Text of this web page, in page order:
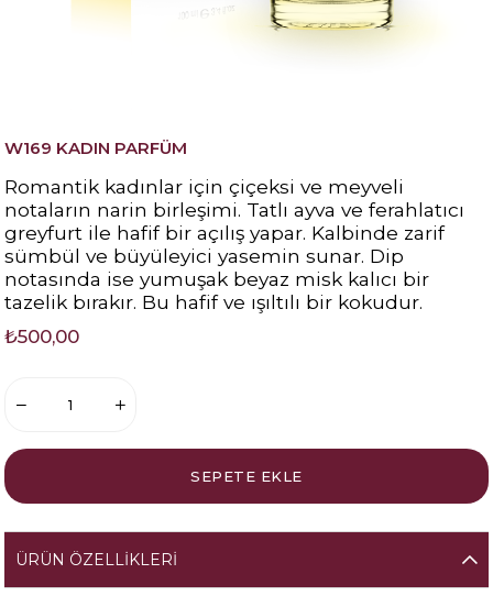
W169 KADIN PARFÜM
Romantik kadınlar için çiçeksi ve meyveli
notaların narin birleşimi. Tatlı ayva ve ferahlatıcı
greyfurt ile hafif bir açılış yapar. Kalbinde zarif
sümbül ve büyüleyici yasemin sunar. Dip
notasında ise yumuşak beyaz misk kalıcı bir
tazelik bırakır. Bu hafif ve ışıltılı bir kokudur.
₺500,00
ÜRÜN ÖZELLIKLERI